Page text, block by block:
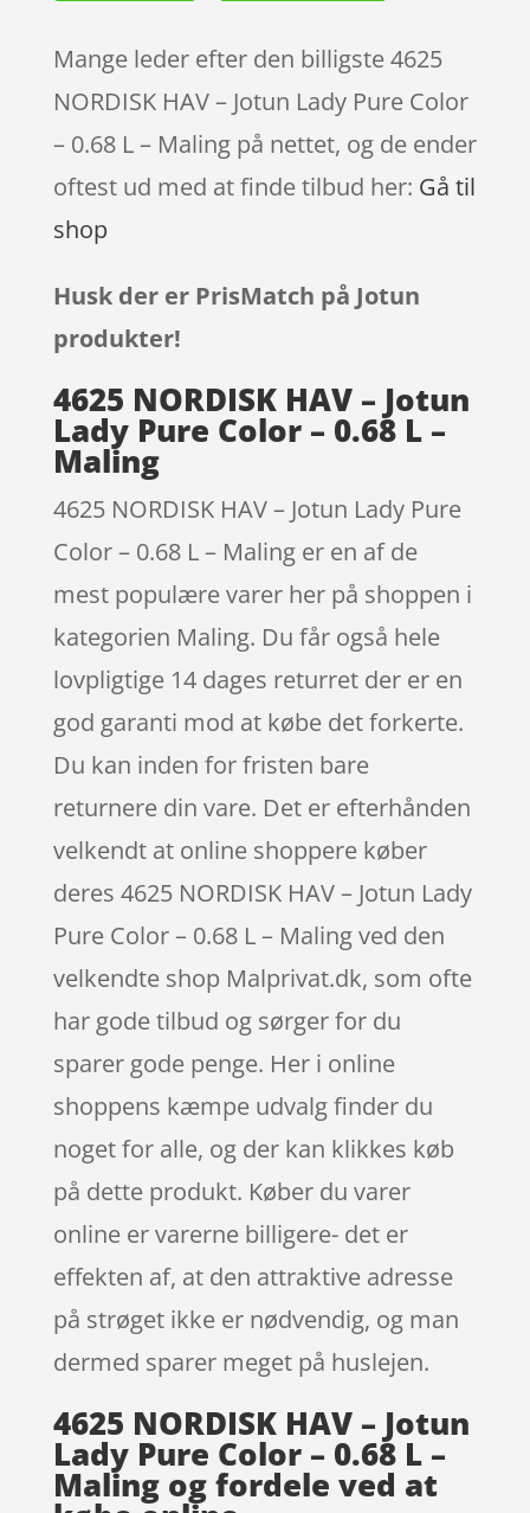
Mange leder efter den billigste 4625
NORDISK HAV – Jotun Lady Pure Color
– 0.68 L – Maling på nettet, og de ender
oftest ud med at finde tilbud her: Gå til
shop
Husk der er PrisMatch på Jotun
produkter!
4625 NORDISK HAV – Jotun
Lady Pure Color – 0.68 L –
Maling
4625 NORDISK HAV – Jotun Lady Pure
Color – 0.68 L – Maling er en af de
mest populære varer her på shoppen i
kategorien Maling. Du får også hele
lovpligtige 14 dages returret der er en
god garanti mod at købe det forkerte.
Du kan inden for fristen bare
returnere din vare. Det er efterhånden
velkendt at online shoppere køber
deres 4625 NORDISK HAV – Jotun Lady
Pure Color – 0.68 L – Maling ved den
velkendte shop Malprivat.dk, som ofte
har gode tilbud og sørger for du
sparer gode penge. Her i online
shoppens kæmpe udvalg finder du
noget for alle, og der kan klikkes køb
på dette produkt. Køber du varer
online er varerne billigere- det er
effekten af, at den attraktive adresse
på strøget ikke er nødvendig, og man
dermed sparer meget på huslejen.
4625 NORDISK HAV – Jotun
Lady Pure Color – 0.68 L –
Maling og fordele ved at